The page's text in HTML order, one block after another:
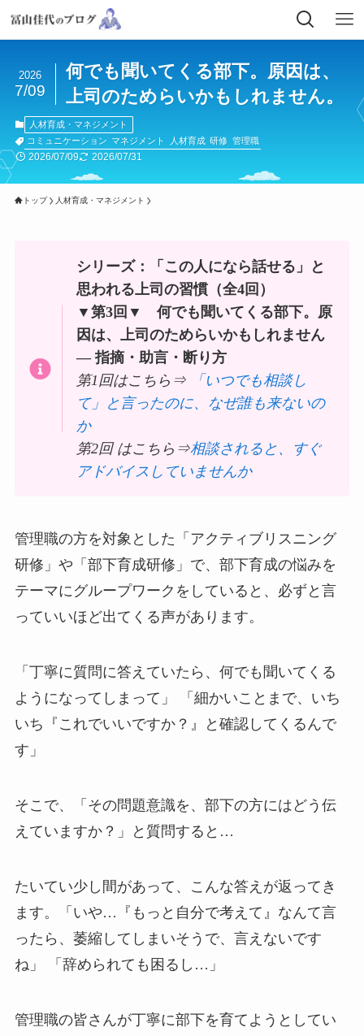
何でも聞いてくる部下。原因は、
上司のためらいかもしれません。
2026
7/09
人材育成・マネジメント
コミュニケーション マネジメント 人材育成 研修 管理職
2026/07/09 2026/07/31
トップ 人材育成・マネジメント
シリーズ：「この人になら話せる」と
思われる上司の習慣（全4回）
▼第3回▼
何でも聞いてくる部下。原
因は、上司のためらいかもしれません
― 指摘・助言・断り方
第1回はこちら⇒
「いつでも相談し
て」と言ったのに、なぜ誰も来ないの
か
第2回 はこちら⇒相談されると、すぐ
アドバイスしていませんか
管理職の方を対象とした「アクティブリスニング
研修」や「部下育成研修」で、部下育成の悩みを
テーマにグループワークをしていると、必ずと言
っていいほど出てくる声があります。
「丁寧に質問に答えていたら、何でも聞いてくる
ようになってしまって」 「細かいことまで、いち
いち『これでいいですか？』と確認してくるんで
す」
そこで、「その問題意識を、部下の方にはどう伝
えていますか？」と質問すると…
たいてい少し間があって、こんな答えが返ってき
ます。「いや…『もっと自分で考えて』なんて言
ったら、萎縮してしまいそうで、言えないです
ね」 「辞められても困るし…」
管理職の皆さんが丁寧に部下を育てようとしてい